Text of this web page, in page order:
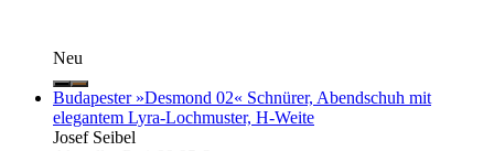
Neu
Budapester »Desmond 02« Schnürer, Abendschuh mit
elegantem Lyra-Lochmuster, H-Weite
Josef Seibel